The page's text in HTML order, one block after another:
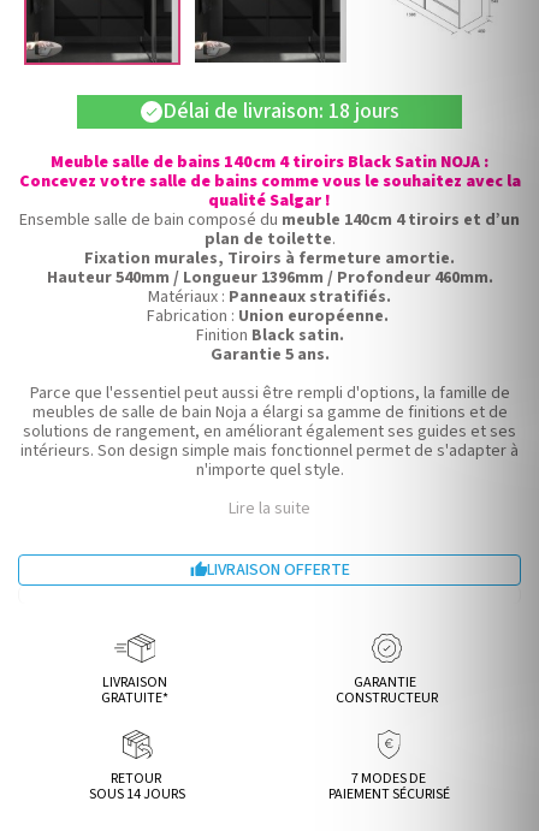
check Délai de livraison: 18 jours
Meuble salle de bains 140cm 4 tiroirs Black Satin NOJA :
Concevez votre salle de bains comme vous le souhaitez avec la
qualité Salgar !
Ensemble salle de bain composé du meuble 140cm 4 tiroirs et d’un
plan de toilette.
Fixation murales, Tiroirs à fermeture amortie.
Hauteur 540mm / Longueur 1396mm / Profondeur 460mm.
Matériaux : Panneaux stratifiés.
Fabrication : Union européenne.
Finition Black satin.
Garantie 5 ans.
Parce que l'essentiel peut aussi être rempli d'options, la famille de
meubles de salle de bain Noja a élargi sa gamme de finitions et de
solutions de rangement, en améliorant également ses guides et ses
intérieurs. Son design simple mais fonctionnel permet de s'adapter à
n'importe quel style.
Lire la suite
LIVRAISON OFFERTE
LIVRAISON
GRATUITE*
GARANTIE
CONSTRUCTEUR
RETOUR
SOUS 14 JOURS
7 MODES DE
PAIEMENT SÉCURISÉ